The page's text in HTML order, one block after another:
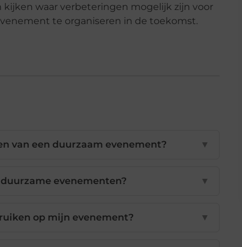
waar verbeteringen mogelijk zijn voor
te organiseren in de toekomst.
van een duurzaam evenement? ▼
evenementen? ▼
op mijn evenement? ▼